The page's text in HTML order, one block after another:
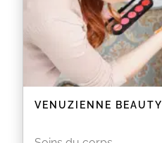
VENUZIENNE